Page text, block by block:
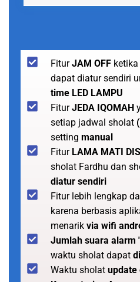
FiturJAM OFF
dapat diatur sendiri
time LED LAMPU
FiturJEDA IQOMAH
setiap jadwal sholat
setting manual
Fitur LAMA MATI
sholat Fardhu dan
diatur sendiri
Fitur lebih lengkap
karena berbasis
menarik via wifi
Jumlah suara alarm
waktu sholat dapat
Waktu sholat update